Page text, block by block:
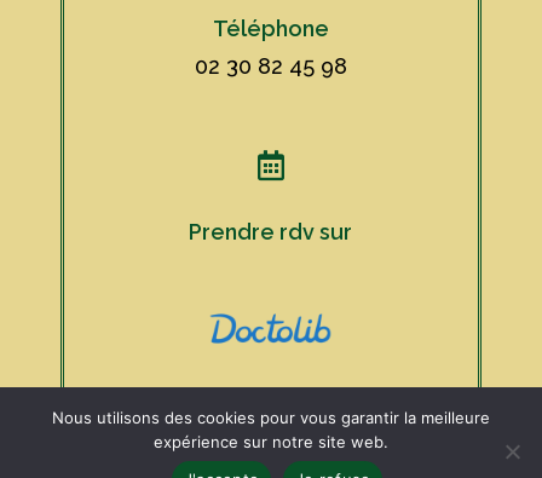
Téléphone
02 30 82 45 98

Prendre rdv sur
Nous utilisons des cookies pour vous garantir la meilleure
expérience sur notre site web.